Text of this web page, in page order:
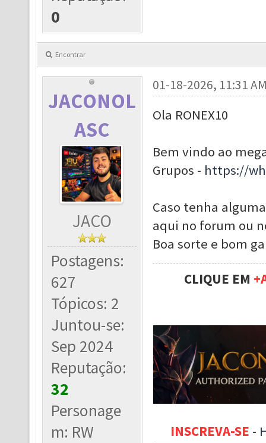
0
Encontrar
JACONOL
ASC
JACO
Postagens:
627
Tópicos: 2
Juntou-se:
Sep 2024
Reputação:
32
Personage
m: RW
01-18-2026, 11:31
Ola RONEX10
Bem vindo ao
Grupos - https://
Caso tenha
aqui no forum ou
Boa sorte e bom
CLIQUE EM
INSCREVA-SE -